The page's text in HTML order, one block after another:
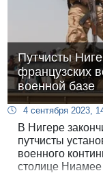
Путчисты
французских
военной базе
4 сентября 2023,
В Нигере
путчисты
военного
столице Ниамее